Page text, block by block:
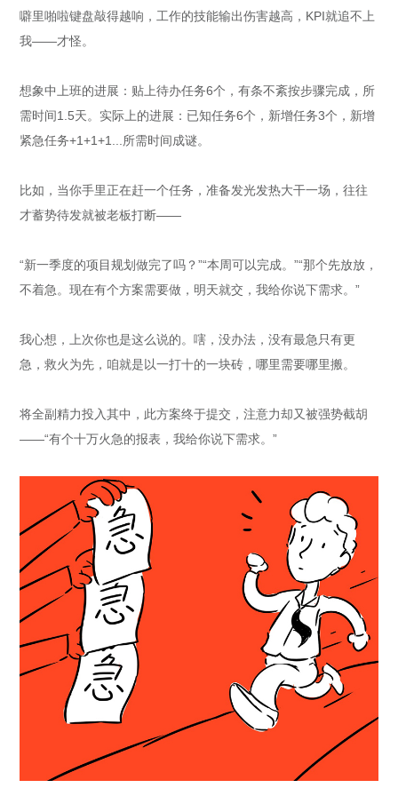
噼里啪啦键盘敲得越响，工作的技能输出伤害越高，KPI就追不上
我——才怪。
想象中上班的进展：贴上待办任务6个，有条不紊按步骤完成，所
需时间1.5天。实际上的进展：已知任务6个，新增任务3个，新增
紧急任务+1+1+1...所需时间成谜。
比如，当你手里正在赶一个任务，准备发光发热大干一场，往往
才蓄势待发就被老板打断——
“新一季度的项目规划做完了吗？”“本周可以完成。”“那个先放放，
不着急。现在有个方案需要做，明天就交，我给你说下需求。”
我心想，上次你也是这么说的。嗐，没办法，没有最急只有更
急，救火为先，咱就是以一打十的一块砖，哪里需要哪里搬。
将全副精力投入其中，此方案终于提交，注意力却又被强势截胡
——“有个十万火急的报表，我给你说下需求。”